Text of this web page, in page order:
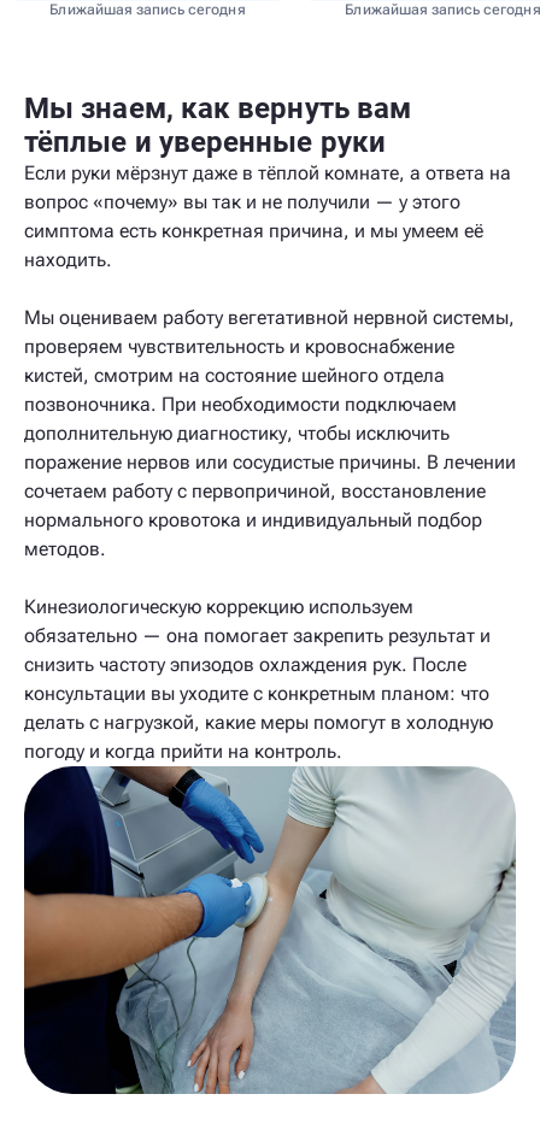
Ближайшая запись сегодня Ближайшая запись сегодня
Мы знаем, как вернуть вам
тёплые и уверенные руки
Если руки мёрзнут даже в тёплой комнате, а ответа на
вопрос «почему» вы так и не получили — у этого
симптома есть конкретная причина, и мы умеем её
находить.
Мы оцениваем работу вегетативной нервной системы,
проверяем чувствительность и кровоснабжение
кистей, смотрим на состояние шейного отдела
позвоночника. При необходимости подключаем
дополнительную диагностику, чтобы исключить
поражение нервов или сосудистые причины. В лечении
сочетаем работу с первопричиной, восстановление
нормального кровотока и индивидуальный подбор
методов.
Кинезиологическую коррекцию используем
обязательно — она помогает закрепить результат и
снизить частоту эпизодов охлаждения рук. После
консультации вы уходите с конкретным планом: что
делать с нагрузкой, какие меры помогут в холодную
погоду и когда прийти на контроль.